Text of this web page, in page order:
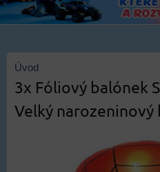
Úvod
3x Fóliový balónek
Velký narozeninový